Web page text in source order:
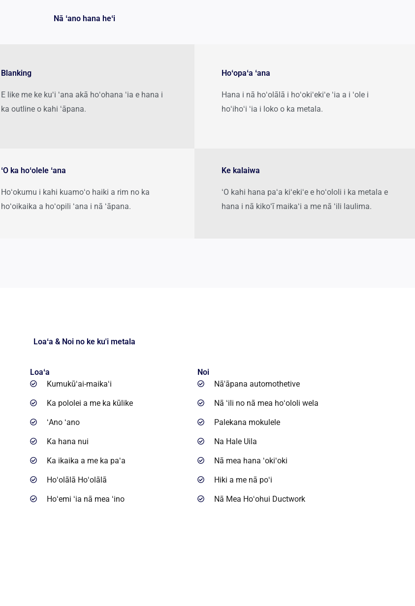
Nā ʻano hana heʻi
Blanking
E like me ke kuʻi ʻana akā hoʻohana ʻia e hana i
ka outline o kahi ʻāpana.
Hoʻopaʻa ʻana
Hana i nā hoʻolālā i hoʻokiʻekiʻe ʻia a i ʻole i
hoʻihoʻi ʻia i loko o ka metala.
ʻO ka hoʻolele ʻana
Hoʻokumu i kahi kuamoʻo haiki a rim no ka
hoʻoikaika a hoʻopili ʻana i nā ʻāpana.
Ke kalaiwa
ʻO kahi hana paʻa kiʻekiʻe e hoʻololi i ka metala e
hana i nā kikoʻī maikaʻi a me nā ʻili laulima.
Loaʻa & Noi no ke ku'i metala
Loaʻa
Kumukūʻai-maikaʻi
Ka pololei a me ka kūlike
ʻAno ʻano
Ka hana nui
Ka ikaika a me ka paʻa
Hoʻolālā Hoʻolālā
Hoʻemi ʻia nā mea ʻino
Noi
Nā'āpana automothetive
Nā ʻili no nā mea hoʻololi wela
Palekana mokulele
Na Hale Uila
Nā mea hana ʻokiʻoki
Hiki a me nā poʻi
Nā Mea Hoʻohui Ductwork